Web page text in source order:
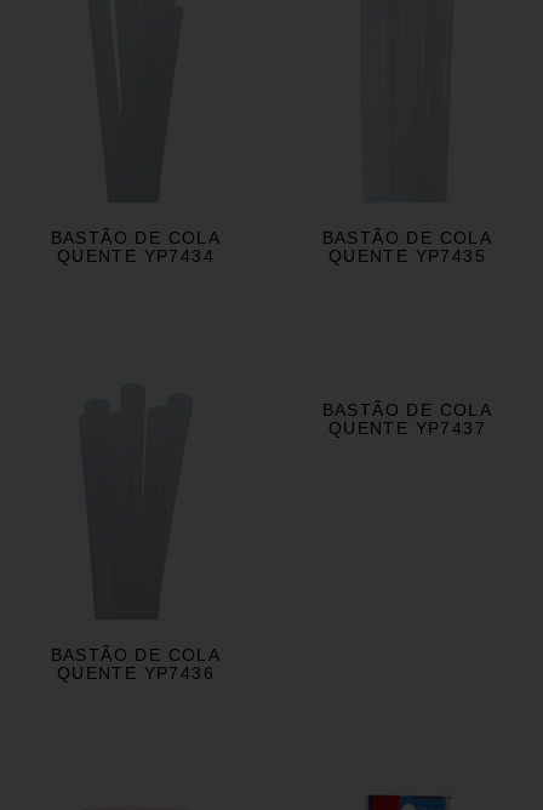
BASTÃO DE COLA
QUENTE YP7434
BASTÃO DE COLA
QUENTE YP7435
BASTÃO DE COLA
QUENTE YP7436
BASTÃO DE COLA
QUENTE YP7437